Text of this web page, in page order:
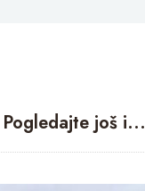
Pogledajte još i...